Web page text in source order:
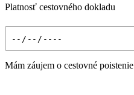
Platnosť cestovného dokladu
Mám záujem o cestovné poistenie